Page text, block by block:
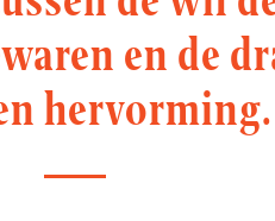
en de
hervorming.